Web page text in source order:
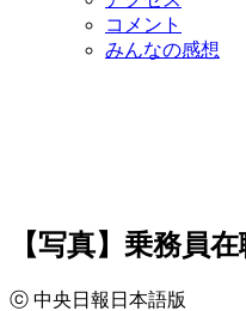
コメント
みんなの感想
【写真】乗務員
ⓒ 中央日報日本語版